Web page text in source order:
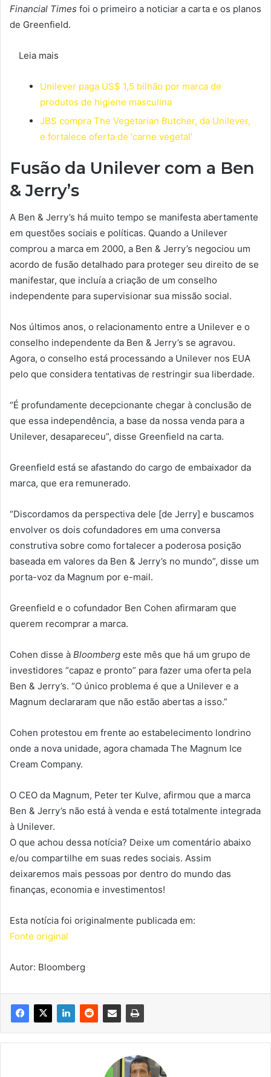
Financial Times foi o primeiro a noticiar a carta e os planos
de Greenfield.
Leia mais
Unilever paga US$ 1,5 bilhão por marca de
produtos de higiene masculina
JBS compra The Vegetarian Butcher, da Unilever,
e fortalece oferta de ‘carne vegetal’
Fusão da Unilever com a Ben
& Jerry’s
A Ben & Jerry’s há muito tempo se manifesta abertamente
em questões sociais e políticas. Quando a Unilever
comprou a marca em 2000, a Ben & Jerry’s negociou um
acordo de fusão detalhado para proteger seu direito de se
manifestar, que incluía a criação de um conselho
independente para supervisionar sua missão social.
Nos últimos anos, o relacionamento entre a Unilever e o
conselho independente da Ben & Jerry’s se agravou.
Agora, o conselho está processando a Unilever nos EUA
pelo que considera tentativas de restringir sua liberdade.
“É profundamente decepcionante chegar à conclusão de
que essa independência, a base da nossa venda para a
Unilever, desapareceu”, disse Greenfield na carta.
Greenfield está se afastando do cargo de embaixador da
marca, que era remunerado.
“Discordamos da perspectiva dele [de Jerry] e buscamos
envolver os dois cofundadores em uma conversa
construtiva sobre como fortalecer a poderosa posição
baseada em valores da Ben & Jerry’s no mundo”, disse um
porta-voz da Magnum por e-mail.
Greenfield e o cofundador Ben Cohen afirmaram que
querem recomprar a marca.
Cohen disse à Bloomberg este mês que há um grupo de
investidores “capaz e pronto” para fazer uma oferta pela
Ben & Jerry’s. “O único problema é que a Unilever e a
Magnum declararam que não estão abertas a isso.”
Cohen protestou em frente ao estabelecimento londrino
onde a nova unidade, agora chamada The Magnum Ice
Cream Company.
O CEO da Magnum, Peter ter Kulve, afirmou que a marca
Ben & Jerry’s não está à venda e está totalmente integrada
à Unilever.
O que achou dessa notícia? Deixe um comentário abaixo
e/ou compartilhe em suas redes sociais. Assim
deixaremos mais pessoas por dentro do mundo das
finanças, economia e investimentos!
Esta notícia foi originalmente publicada em:
Fonte original
Autor: Bloomberg